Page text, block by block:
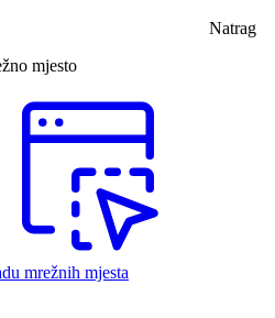
Natrag
mjesto
mrežnih mjesta